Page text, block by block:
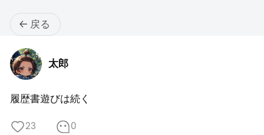
戻る
太郎
履歴書遊びは続く
23 0